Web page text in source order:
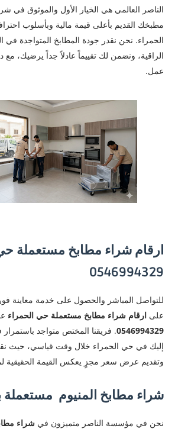
الناصر العالمي هي الخيار الأول والموثوق
مطبخك القديم بأعلى قيمة مالية وبأسلوب
الحمراء. نحن نقدر جودة المطابخ المتواجدة في
الراقية، ونضمن لك تقييماً عادلاً جداً يرضيك،
عمل.
ارقام شراء مطابخ مستعملة
0546994329
للتواصل المباشر والحصول على خدمة معاينة
على ارقام شراء مطابخ مستعملة حي الحمراء
0546994329. فريقنا المختص متواجد
إليك في حي الحمراء خلال وقت قياسي، حيث
وتقديم عرض سعر مجزٍ يعكس القيمة الحقيقية
شراء مطابخ المنيوم مستعملة
نحن في مؤسسة الناصر متميزون في شراء